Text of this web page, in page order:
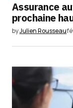
Your E-mail
site
Submit
Assurance
prochaine
byJulien Rousseau